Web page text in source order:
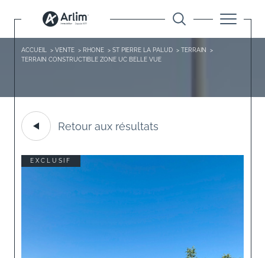
ACCUEIL VENTE RHONE ST PIERRE LA PALUD
TERRAIN
TERRAIN CONSTRUCTIBLE ZONE UC BELLE VUE
Retour aux résultats
EXCLUSIF